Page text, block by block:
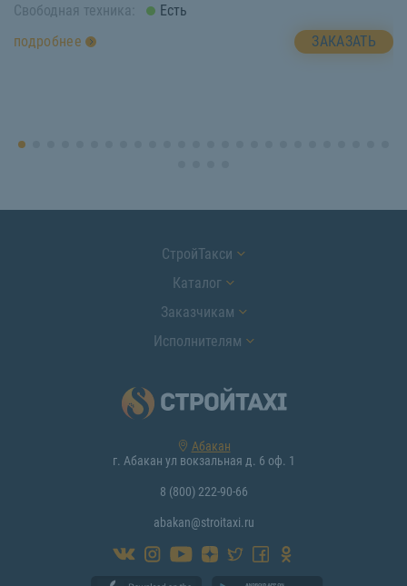
Свободная техника:
Есть
подробнее
ЗАКАЗАТЬ
СтройТакси
Каталог
Заказчикам
Исполнителям
Абакан
г. Абакан ул вокзальная д. 6 оф. 1
8 (800) 222-90-66
abakan@stroitaxi.ru